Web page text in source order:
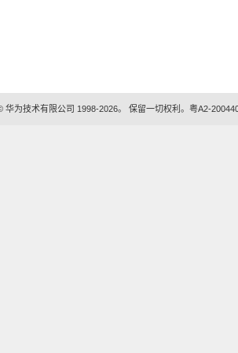
华为技术有限公司 1998-2026。 保留一切权利。粤A2-